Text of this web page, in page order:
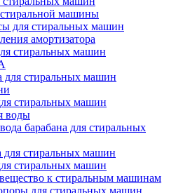
машины
для стиральных машин
амортизатора
стиральных машин
для стиральных машин
стиральных машин
воды
барабана для стиральных
для стиральных машин
стиральных машин
к стиральным машинам
для стиральных машин